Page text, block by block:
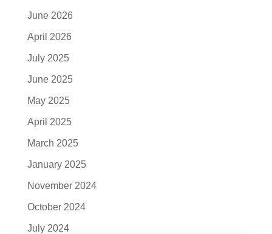
June 2026
April 2026
July 2025
June 2025
May 2025
April 2025
March 2025
January 2025
November 2024
October 2024
July 2024